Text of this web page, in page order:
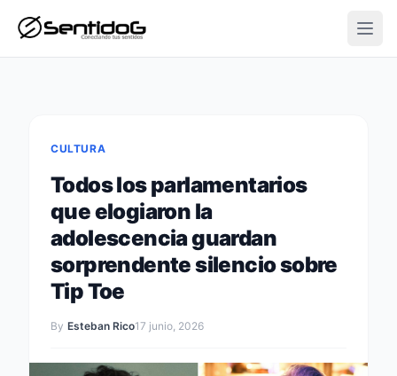
CULTURA
Todos los parlamentarios
que elogiaron la
adolescencia guardan
sorprendente silencio sobre
Tip Toe
By Esteban Rico17 junio, 2026